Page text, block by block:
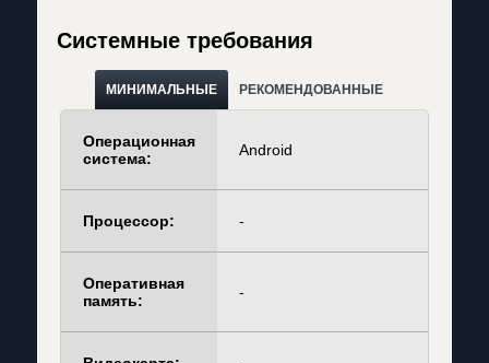
Системные требования
МИНИМАЛЬНЫЕ РЕКОМЕНДОВАННЫЕ
Операционная
система:
Android
Процессор: -
Оперативная
память:
-